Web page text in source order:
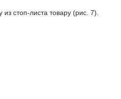
стоп-листа товару (рис. 7).